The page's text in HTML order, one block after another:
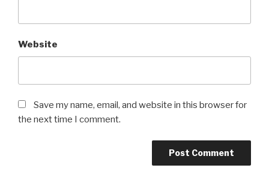
Website
Save my name, email, and website in this browser for
the next time I comment.